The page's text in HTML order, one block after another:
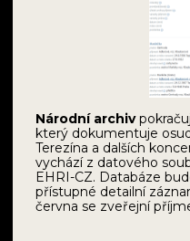
Národní archiv
který dokumentuje
Terezína a dalších
vychází z datového
EHRI-CZ. Databáze
přístupné detailní
června se zveřejní